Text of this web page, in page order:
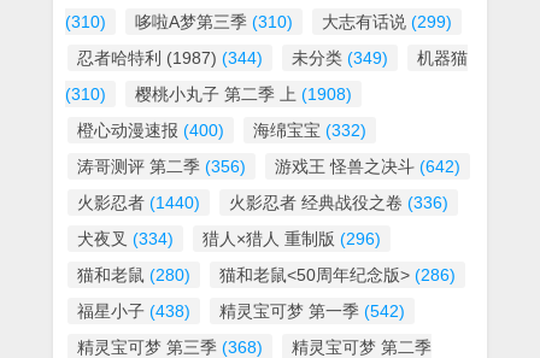
(310)
哆啦A梦第三季 (310) 大志有话说 (299)
忍者哈特利 (1987) (344) 未分类 (349)
机器猫
(310)
樱桃小丸子 第二季 上 (1908)
橙心动漫速报 (400) 海绵宝宝 (332)
涛哥测评 第二季 (356) 游戏王 怪兽之决斗 (642)
火影忍者 (1440) 火影忍者 经典战役之卷 (336)
犬夜叉 (334) 猎人×猎人 重制版 (296)
猫和老鼠 (280) 猫和老鼠<50周年纪念版> (286)
福星小子 (438) 精灵宝可梦 第一季 (542)
精灵宝可梦 第三季 (368)
精灵宝可梦 第二季